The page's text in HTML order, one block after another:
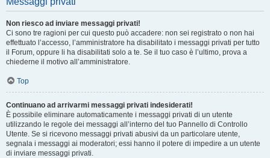
Non riesco ad inviare messaggi privati!
Ci sono tre ragioni per cui questo può accadere: non sei registrato o non hai
effettuato l’accesso, l’amministratore ha disabilitato i messaggi privati per tutto
il Forum, oppure li ha disabilitati solo a te. Se il tuo caso è l’ultimo, prova a
chiederne il motivo all’amministratore.
Top
Continuano ad arrivarmi messaggi privati indesiderati!
È possibile eliminare automaticamente i messaggi privati ​​di un utente
utilizzando le regole dei messaggi all’interno del tuo Pannello di Controllo
Utente. Se si ricevono messaggi privati ​​abusivi da un particolare utente,
segnala i messaggi ai moderatori; essi hanno il potere di impedire a un utente
di inviare messaggi privati​​.